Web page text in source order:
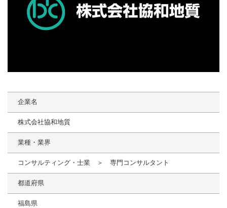
企業名
株式会社協和地質
業種・業界
コンサルティング・士業 ＞ 専門コンサルタント
都道府県
福島県